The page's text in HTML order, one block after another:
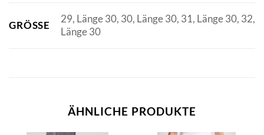
GRÖSSE
29, Länge 30, 30, Länge 30, 31, Länge 30, 32,
Länge 30
ÄHNLICHE PRODUKTE